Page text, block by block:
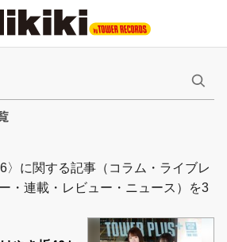
〉に関する記事（コラム・ライブレ
・連載・レビュー・ニュース）を3